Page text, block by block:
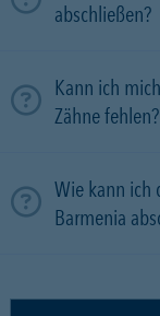
abschließen?
Kann ich
Zähne fehlen?
Wie kann ich
Barmenia